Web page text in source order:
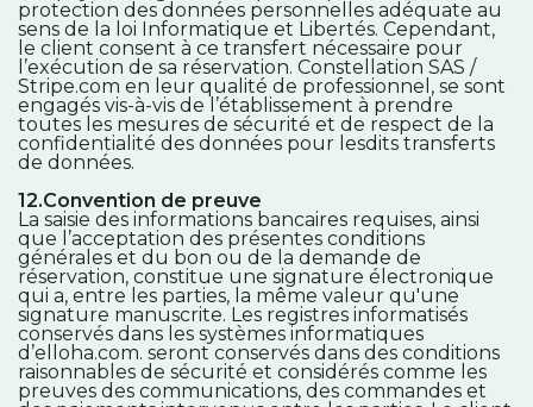
protection des données personnelles adéquate au
sens de la loi Informatique et Libertés. Cependant,
le client consent à ce transfert nécessaire pour
l’exécution de sa réservation. Constellation SAS /
Stripe.com en leur qualité de professionnel, se sont
engagés vis-à-vis de l’établissement à prendre
toutes les mesures de sécurité et de respect de la
confidentialité des données pour lesdits transferts
de données.
12.Convention de preuve
La saisie des informations bancaires requises, ainsi
que l’acceptation des présentes conditions
générales et du bon ou de la demande de
réservation, constitue une signature électronique
qui a, entre les parties, la même valeur qu'une
signature manuscrite. Les registres informatisés
conservés dans les systèmes informatiques
d’elloha.com. seront conservés dans des conditions
raisonnables de sécurité et considérés comme les
preuves des communications, des commandes et